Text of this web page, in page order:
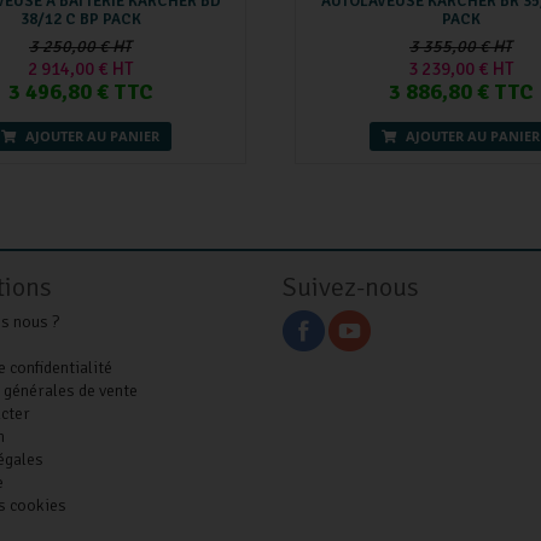
38/12 C BP PACK
3 250,00 € HT
2 914,00 € HT
3 496,80 € TTC
AJOUTER AU PANIER
PACK
3 355,00 € HT
3 239,00 € HT
3 886,80 € TTC
AJOUTER AU PANIER
nous ?
confidentialité
de vente
cookies
Suivez-nous